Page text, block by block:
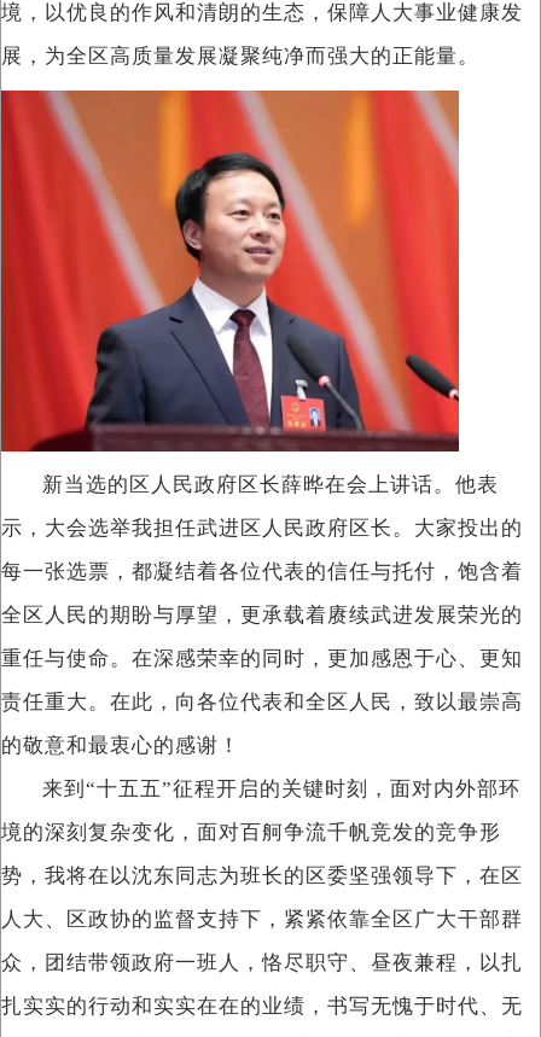
境，以优良的作风和清朗的生态，保障人大事业健康发
展，为全区高质量发展凝聚纯净而强大的正能量。
新当选的区人民政府区长薛晔在会上讲话。他表
示，大会选举我担任武进区人民政府区长。大家投出的
每一张选票，都凝结着各位代表的信任与托付，饱含着
全区人民的期盼与厚望，更承载着赓续武进发展荣光的
重任与使命。在深感荣幸的同时，更加感恩于心、更知
责任重大。在此，向各位代表和全区人民，致以最崇高
的敬意和最衷心的感谢！
来到“十五五”征程开启的关键时刻，面对内外部环
境的深刻复杂变化，面对百舸争流千帆竞发的竞争形
势，我将在以沈东同志为班长的区委坚强领导下，在区
人大、区政协的监督支持下，紧紧依靠全区广大干部群
众，团结带领政府一班人，恪尽职守、昼夜兼程，以扎
扎实实的行动和实实在在的业绩，书写无愧于时代、无